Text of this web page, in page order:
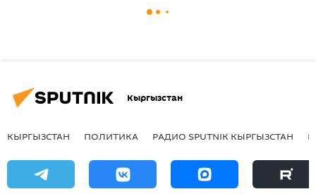
Кыргызстан
КЫРГЫЗСТАН ПОЛИТИКА РАДИО SPUTNIK КЫРГЫЗСТАН